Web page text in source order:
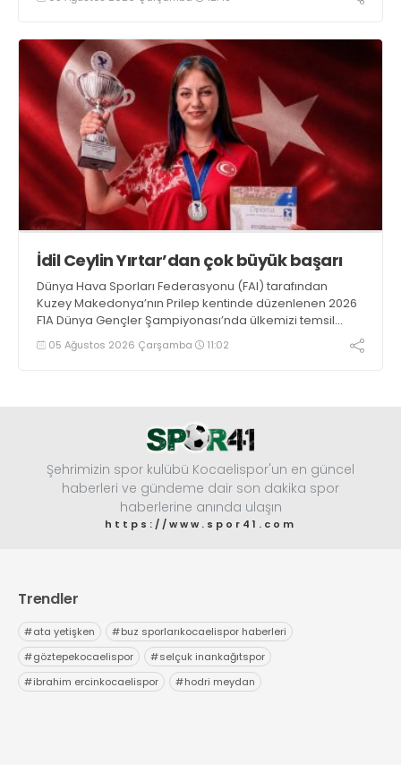
İdil Ceylin Yırtar’dan çok büyük başarı
Dünya Hava Sporları Federasyonu (FAI) tarafından
Kuzey Makedonya’nın Prilep kentinde düzenlenen 2026
F1A Dünya Gençler Şampiyonası’nda ülkemizi temsil
eden millî sporcumuz İdil Ceylin YIRTAR, büyük bir
başarıya imza atarak Dünya ikincisi oldu.
05 Ağustos 2026 Çarşamba 11:02
Şehrimizin spor kulübü Kocaelispor'un en güncel
haberleri ve gündeme dair son dakika spor
haberlerine anında ulaşın
https://www.spor41.com
Trendler
#ata yetişken #buz sporlarıkocaelispor haberleri
#göztepekocaelispor #selçuk inankağıtspor
#ibrahim ercinkocaelispor #hodri meydan